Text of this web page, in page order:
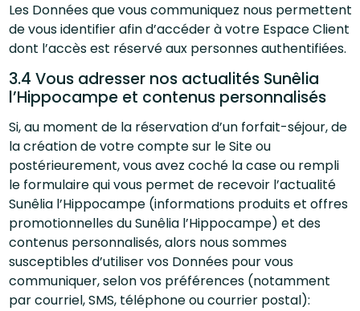
Les Données que vous communiquez nous permettent
de vous identifier afin d’accéder à votre Espace Client
dont l’accès est réservé aux personnes authentifiées.
3.4 Vous adresser nos actualités Sunêlia
l’Hippocampe et contenus personnalisés
Si, au moment de la réservation d’un forfait-séjour, de
la création de votre compte sur le Site ou
postérieurement, vous avez coché la case ou rempli
le formulaire qui vous permet de recevoir l’actualité
Sunêlia l’Hippocampe (informations produits et offres
promotionnelles du Sunêlia l’Hippocampe) et des
contenus personnalisés, alors nous sommes
susceptibles d’utiliser vos Données pour vous
communiquer, selon vos préférences (notamment
par courriel, SMS, téléphone ou courrier postal):